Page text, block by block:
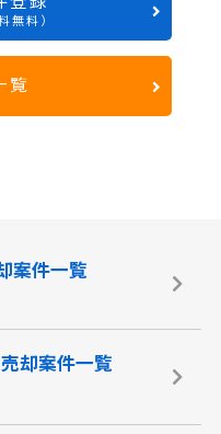
無料）
覧
案件一覧
売却案件一覧